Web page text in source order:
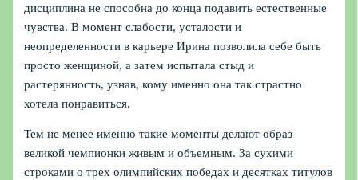
дисциплина не способна до конца подавить естественные
чувства. В момент слабости, усталости и
неопределенности в карьере Ирина позволила себе быть
просто женщиной, а затем испытала стыд и
растерянность, узнав, кому именно она так страстно
хотела понравиться.
Тем не менее именно такие моменты делают образ
великой чемпионки живым и объемным. За сухими
строками о трех олимпийских победах и десятках титулов